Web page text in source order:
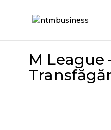
M League